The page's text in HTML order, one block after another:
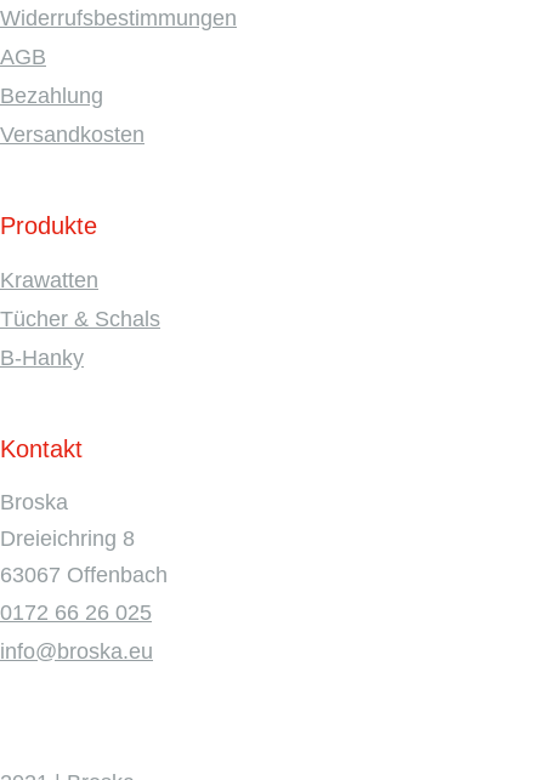
Widerrufsbestimmungen
AGB
Bezahlung
Versandkosten
Produkte
Krawatten
Tücher & Schals
B-Hanky
Kontakt
Broska
Dreieichring 8
63067 Offenbach
0172 66 26 025
info@broska.eu